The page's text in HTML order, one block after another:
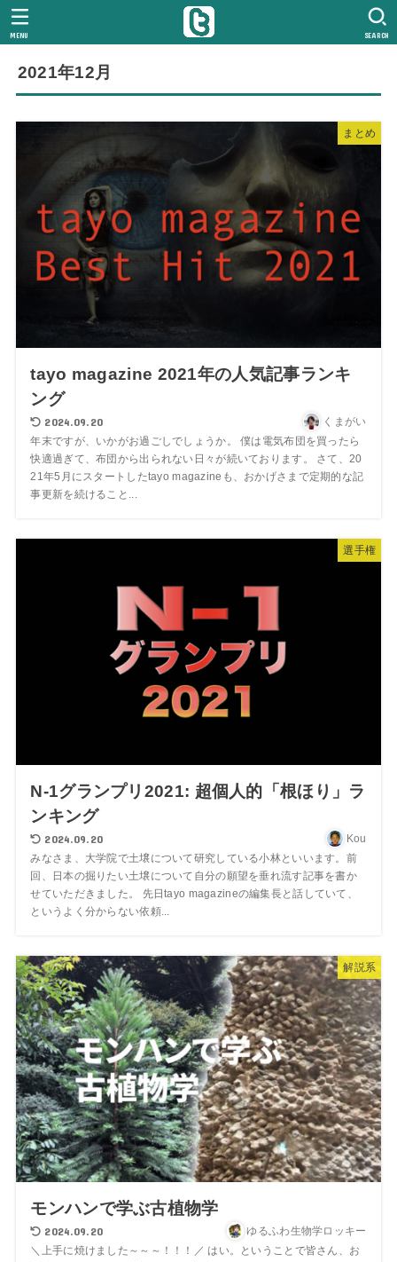
SEARCH
MENU
2021年12月
まとめ
tayo magazine 2021年の人気記事ランキ
ング
2024.09.20 くまがい
年末ですが、いかがお過ごしでしょうか。 僕は電気布団を買ったら
快適過ぎて、布団から出られない日々が続いております。 さて、20
21年5月にスタートしたtayo magazineも、おかげさまで定期的な記
事更新を続けること...
選手権
N-1グランプリ2021: 超個人的「根ほり」ラ
ンキング
2024.09.20 Kou
みなさま、大学院で土壌について研究している小林といいます。前
回、日本の掘りたい土壌について自分の願望を垂れ流す記事を書か
せていただきました。 先日tayo magazineの編集長と話していて、
というよく分からない依頼...
解説系
モンハンで学ぶ古植物学
2024.09.20 ゆるふわ生物学ロッキー
＼上手に焼けました～～～！！！／ はい。ということで皆さん、お